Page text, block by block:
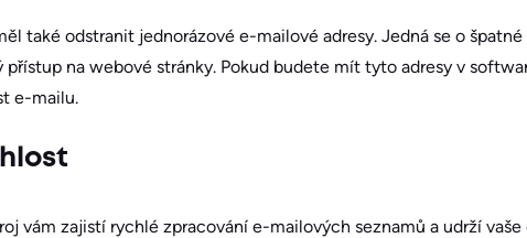
také odstranit jednorázové e-mailové adresy. Jedná se o
přístup na webové stránky. Pokud budete mít tyto adresy v
e-mailu.
vám zajistí rychlé zpracování e-mailových seznamů a udrží